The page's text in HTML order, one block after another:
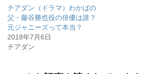
新
し
い
ウ
ィ
ン
ド
ウ
ッ
ク
し
て
く
だ
チアダン（ドラマ）わかばの
父・藤谷勝也役の俳優は誰？
元ジャニーズって本当？
2018年7月6日
チアダン